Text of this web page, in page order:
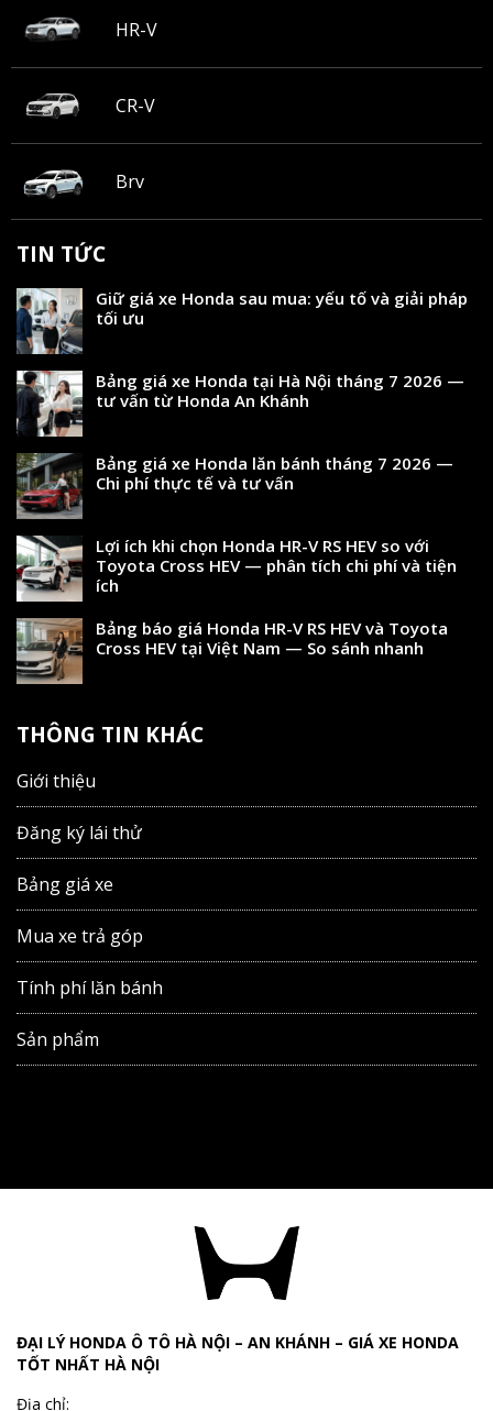
HR-V
CR-V
Brv
TIN TỨC
Giữ giá xe Honda sau mua: yếu tố và giải pháp
tối ưu
Bảng giá xe Honda tại Hà Nội tháng 7 2026 —
tư vấn từ Honda An Khánh
Bảng giá xe Honda lăn bánh tháng 7 2026 —
Chi phí thực tế và tư vấn
Lợi ích khi chọn Honda HR-V RS HEV so với
Toyota Cross HEV — phân tích chi phí và tiện
ích
Bảng báo giá Honda HR-V RS HEV và Toyota
Cross HEV tại Việt Nam — So sánh nhanh
THÔNG TIN KHÁC
Giới thiệu
Đăng ký lái thử
Bảng giá xe
Mua xe trả góp
Tính phí lăn bánh
Sản phẩm
ĐẠI LÝ HONDA Ô TÔ HÀ NỘI – AN KHÁNH – GIÁ XE HONDA
TỐT NHẤT HÀ NỘI
Địa chỉ: